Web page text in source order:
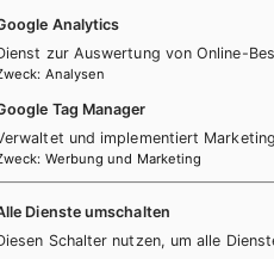
Band 2 für
für
+ E-Book
Lehrbuch E-Book Solo
mit E-BOOK+
Analytics
zur Auswertung von Online-
: Analysen
Tag Manager
und implementiert
: Werbung und Marketing
Dienste umschalten
Schalter nutzen, um alle